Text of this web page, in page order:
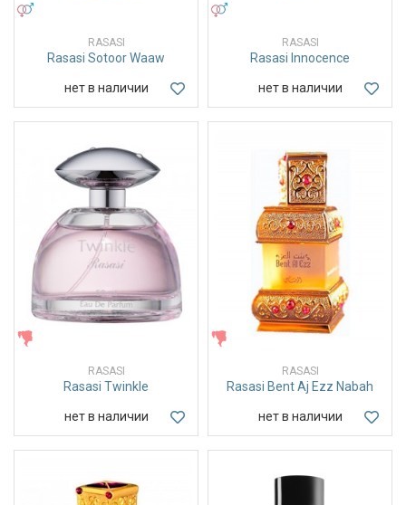
RASASI
Rasasi Sotoor Waaw
нет в наличии
RASASI
Rasasi Innocence
нет в наличии
RASASI
Rasasi Twinkle
нет в наличии
RASASI
Rasasi Bent Aj Ezz Nabah
нет в наличии